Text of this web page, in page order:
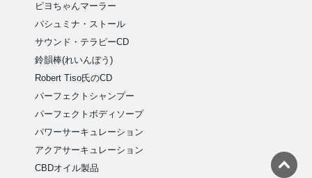
ピヨちゃんマーラー
パシュミナ・ストール
サウンド・テラピーCD
鈴韻棒(れいんぼう)
Robert Tiso氏のCD
パーフェクトシャンプー
パーフェクトボディソープ
パワーサーキュレーション
アクアサーキュレーション
CBDオイル製品